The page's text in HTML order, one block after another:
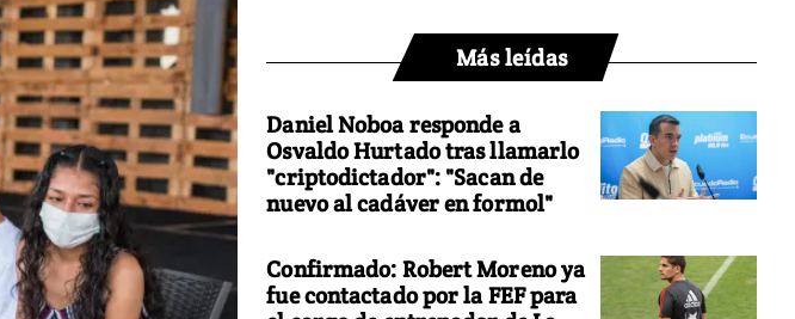
Más leídas
Daniel Noboa responde a
Osvaldo Hurtado tras llamarlo
"criptodictador": "Sacan de
nuevo al cadáver en formol"
Confirmado: Robert Moreno ya
fue contactado por la FEF para